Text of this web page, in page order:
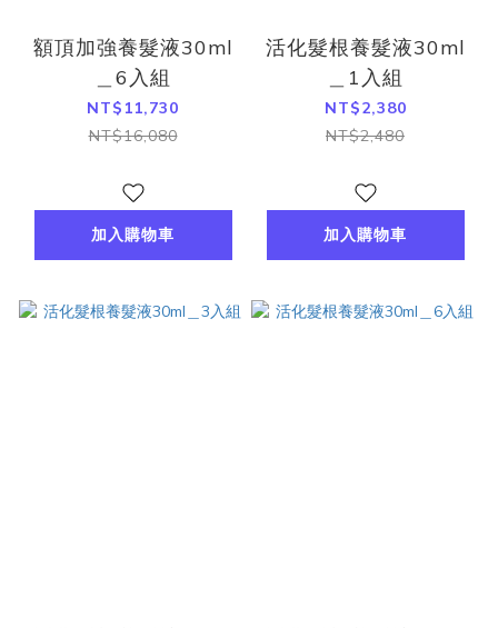
額頂加強養髮液30ml
＿6入組
NT$11,730
NT$16,080
加入購物車
活化髮根養髮液30ml
＿1入組
NT$2,380
NT$2,480
加入購物車